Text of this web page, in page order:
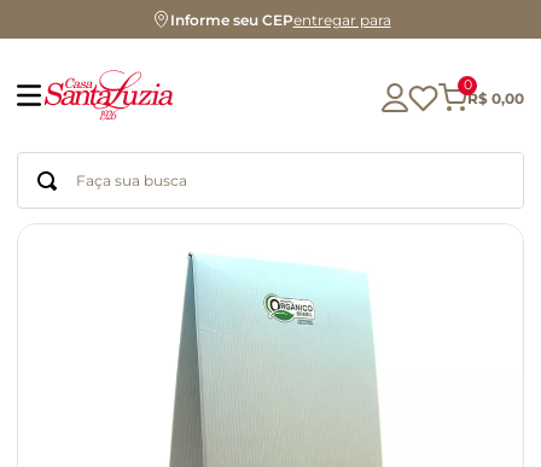
Informe seu CEPentregar para
0
R$ 0,00
Faça sua busca
Termos mais buscados